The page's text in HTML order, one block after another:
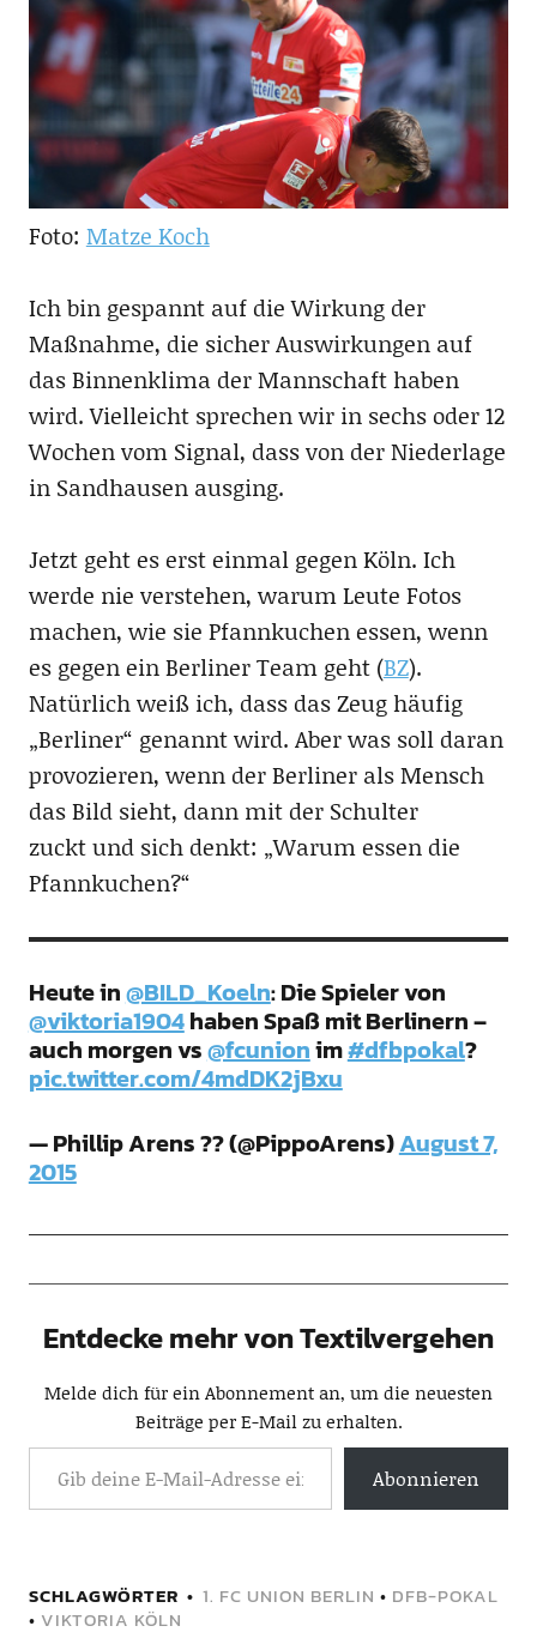
Foto: Matze Koch
Ich bin gespannt auf die Wirkung der
Maßnahme, die sicher Auswirkungen auf
das Binnenklima der Mannschaft haben
wird. Vielleicht sprechen wir in sechs oder 12
Wochen vom Signal, dass von der Niederlage
in Sandhausen ausging.
Jetzt geht es erst einmal gegen Köln. Ich
werde nie verstehen, warum Leute Fotos
machen, wie sie Pfannkuchen essen, wenn
es gegen ein Berliner Team geht (BZ).
Natürlich weiß ich, dass das Zeug häufig
„Berliner“ genannt wird. Aber was soll daran
provozieren, wenn der Berliner als Mensch
das Bild sieht, dann mit der Schulter
zuckt und sich denkt: „Warum essen die
Pfannkuchen?“
Heute in@BILD_Koeln: Die Spieler von
@viktoria1904haben Spaß mit Berlinern –
auch morgen vs@fcunionim#dfbpokal?
pic.twitter.com/4mdDK2jBxu
— Phillip Arens ?? (@PippoArens)August 7,
2015
Entdecke mehr von Textilvergehen
Melde dich für ein Abonnement an, um die neuesten
Beiträge per E-Mail zu erhalten.
Abonnieren
SCHLAGWÖRTER 1. FC UNION BERLIN • DFB-POKAL
• VIKTORIA KÖLN